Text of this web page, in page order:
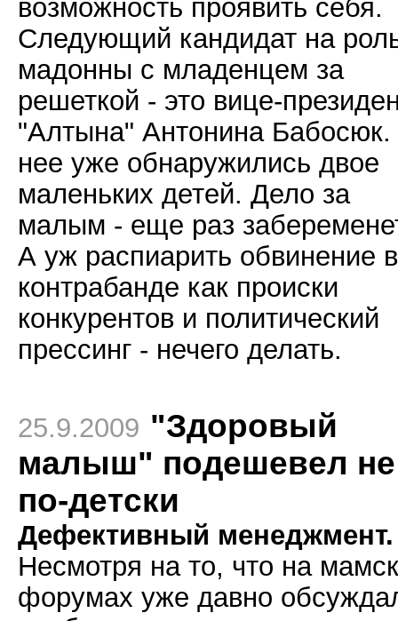
возможность проявить себя.
Следующий кандидат на
мадонны с младенцем за
решеткой - это вице-
"Алтына" Антонина
нее уже обнаружились двое
маленьких детей. Дело за
малым - еще раз
А уж распиарить обвинение в
контрабанде как происки
конкурентов и политический
прессинг - нечего делать.
25.9.2009 "Здоровый
малыш" подешевел не
по-детски
Дефективный менеджмент.
Несмотря на то, что на
форумах уже давно